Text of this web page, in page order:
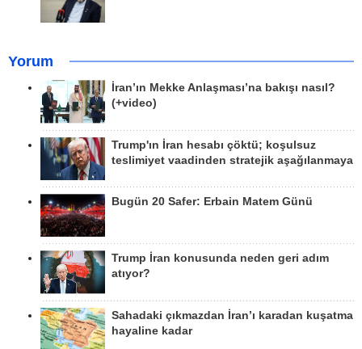
Yorum
İran’ın Mekke Anlaşması’na bakışı nasıl?
(+video)
Trump'ın İran hesabı çöktü; koşulsuz
teslimiyet vaadinden stratejik aşağılanmaya
Bugün 20 Safer: Erbain Matem Günü
Trump İran konusunda neden geri adım
atıyor?
Sahadaki çıkmazdan İran’ı karadan kuşatma
hayaline kadar